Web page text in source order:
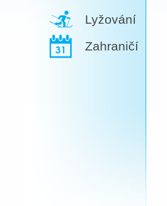
Lyžování
Zahraničí